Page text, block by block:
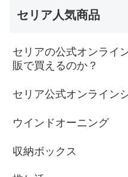
セリア人気商品
セリアの公式オンライ
販で買えるのか？
セリア公式オンライン
ウインドオーニング
収納ボックス